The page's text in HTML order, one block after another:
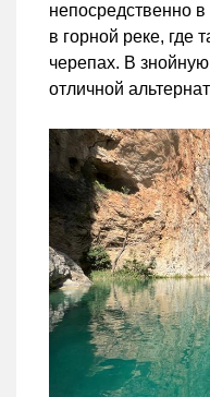
непосредственно
в горной реке, где
черепах. В знойную
отличной